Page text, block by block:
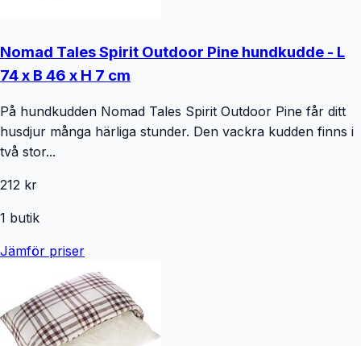
Nomad Tales Spirit Outdoor Pine hundkudde - L
74 x B 46 x H 7 cm
På hundkudden Nomad Tales Spirit Outdoor Pine får ditt
husdjur många härliga stunder. Den vackra kudden finns i
två stor...
212 kr
1 butik
Jämför priser